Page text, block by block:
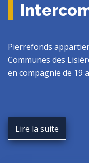
Pierrefonds
Communes des
en compagnie de 19
Lire la suite